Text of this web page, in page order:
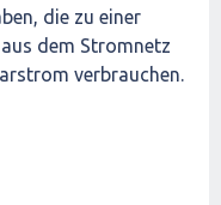
die zu einer
dem Stromnetz
verbrauchen.